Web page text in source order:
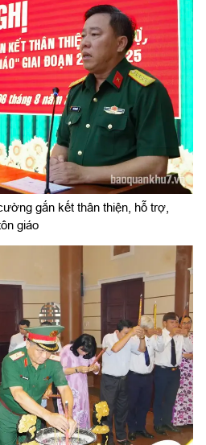
gắn kết thân thiện, hỗ trợ,
giáo